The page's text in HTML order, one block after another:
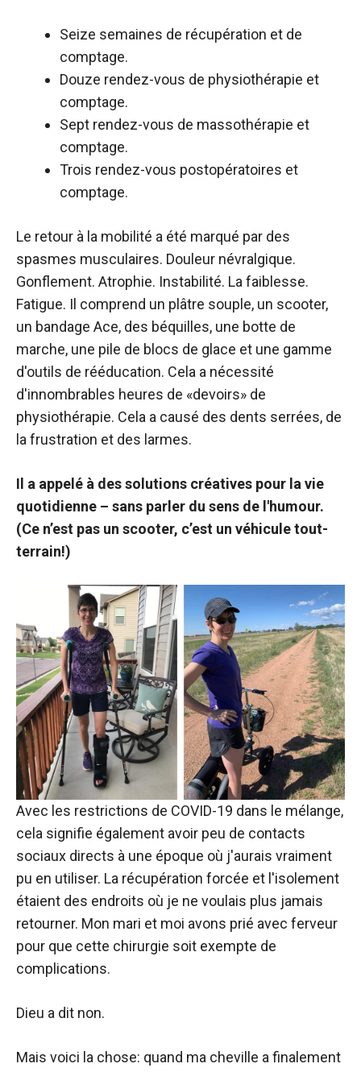
Seize semaines de récupération et de
comptage.
Douze rendez-vous de physiothérapie et
comptage.
Sept rendez-vous de massothérapie et
comptage.
Trois rendez-vous postopératoires et
comptage.
Le retour à la mobilité a été marqué par des
spasmes musculaires. Douleur névralgique.
Gonflement. Atrophie. Instabilité. La faiblesse.
Fatigue. Il comprend un plâtre souple, un scooter,
un bandage Ace, des béquilles, une botte de
marche, une pile de blocs de glace et une gamme
d'outils de rééducation. Cela a nécessité
d'innombrables heures de «devoirs» de
physiothérapie. Cela a causé des dents serrées, de
la frustration et des larmes.
Il a appelé à des solutions créatives pour la vie
quotidienne – sans parler du sens de l'humour.
(Ce n’est pas un scooter, c’est un véhicule tout-
terrain!)
Avec les restrictions de COVID-19 dans le mélange,
cela signifie également avoir peu de contacts
sociaux directs à une époque où j'aurais vraiment
pu en utiliser. La récupération forcée et l'isolement
étaient des endroits où je ne voulais plus jamais
retourner. Mon mari et moi avons prié avec ferveur
pour que cette chirurgie soit exempte de
complications.
Dieu a dit non.
Mais voici la chose: quand ma cheville a finalement